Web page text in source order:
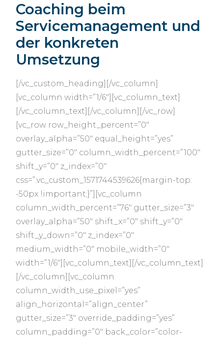
Coaching beim
Servicemanagement und
der konkreten
Umsetzung
[/vc_custom_heading][/vc_column]
[vc_column width=”1/6″][vc_column_text]
[/vc_column_text][/vc_column][/vc_row]
[vc_row row_height_percent=”0″
overlay_alpha=”50″ equal_height=”yes”
gutter_size=”0″ column_width_percent=”100″
shift_y=”0″ z_index=”0″
css=”.vc_custom_1571744539626{margin-top:
-50px !important;}”][vc_column
column_width_percent=”76″ gutter_size=”3″
overlay_alpha=”50″ shift_x=”0″ shift_y=”0″
shift_y_down=”0″ z_index=”0″
medium_width=”0″ mobile_width=”0″
width=”1/6″][vc_column_text][/vc_column_text]
[/vc_column][vc_column
column_width_use_pixel=”yes”
align_horizontal=”align_center”
gutter_size=”3″ override_padding=”yes”
column_padding=”0″ back_color=”color-